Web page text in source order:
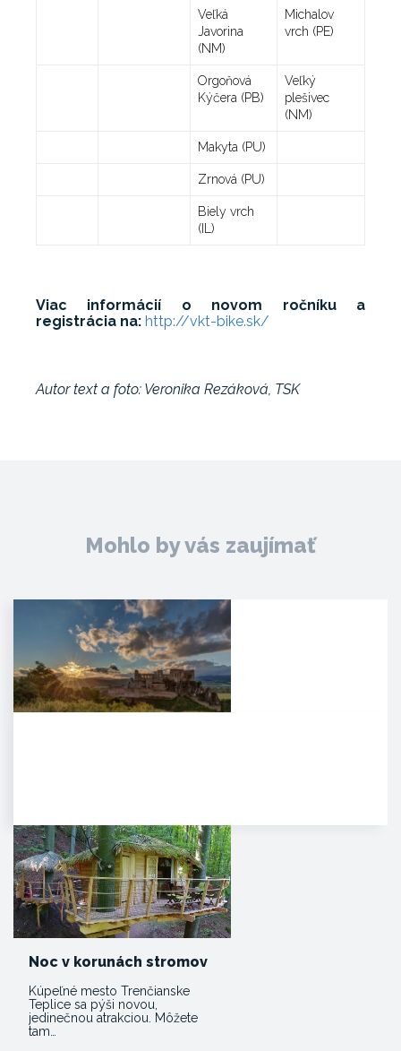
Veľká
Javorina
(NM)
Michalov
vrch (PE)
Orgoňová
Kýčera (PB)
Veľký
plešivec
(NM)
Makyta (PU)
Zrnová (PU)
Biely vrch
(IL)
Viac informácií o novom ročníku a
registrácia na: http://vkt-bike.sk/
Autor text a foto: Veronika Rezáková, TSK
Mohlo by vás zaujímať
Noc v korunách stromov
Kúpeľné mesto Trenčianske
Teplice sa pýši novou,
jedinečnou atrakciou. Môžete
tam…